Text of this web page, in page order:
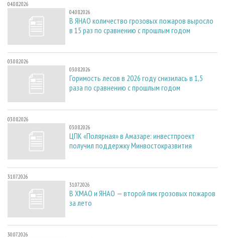
04.08.2026
04.08.2026
В ЯНАО количество грозовых пожаров выросло
в 15 раз по сравнению с прошлым годом
03.08.2026
03.08.2026
Горимость лесов в 2026 году снизилась в 1,5
раза по сравнению с прошлым годом
03.08.2026
03.08.2026
ЦПК «Полярная» в Амазаре: инвестпроект
получил поддержку Минвостокразвития
31.07.2026
31.07.2026
В ХМАО и ЯНАО — второй пик грозовых пожаров
за лето
30.07.2026